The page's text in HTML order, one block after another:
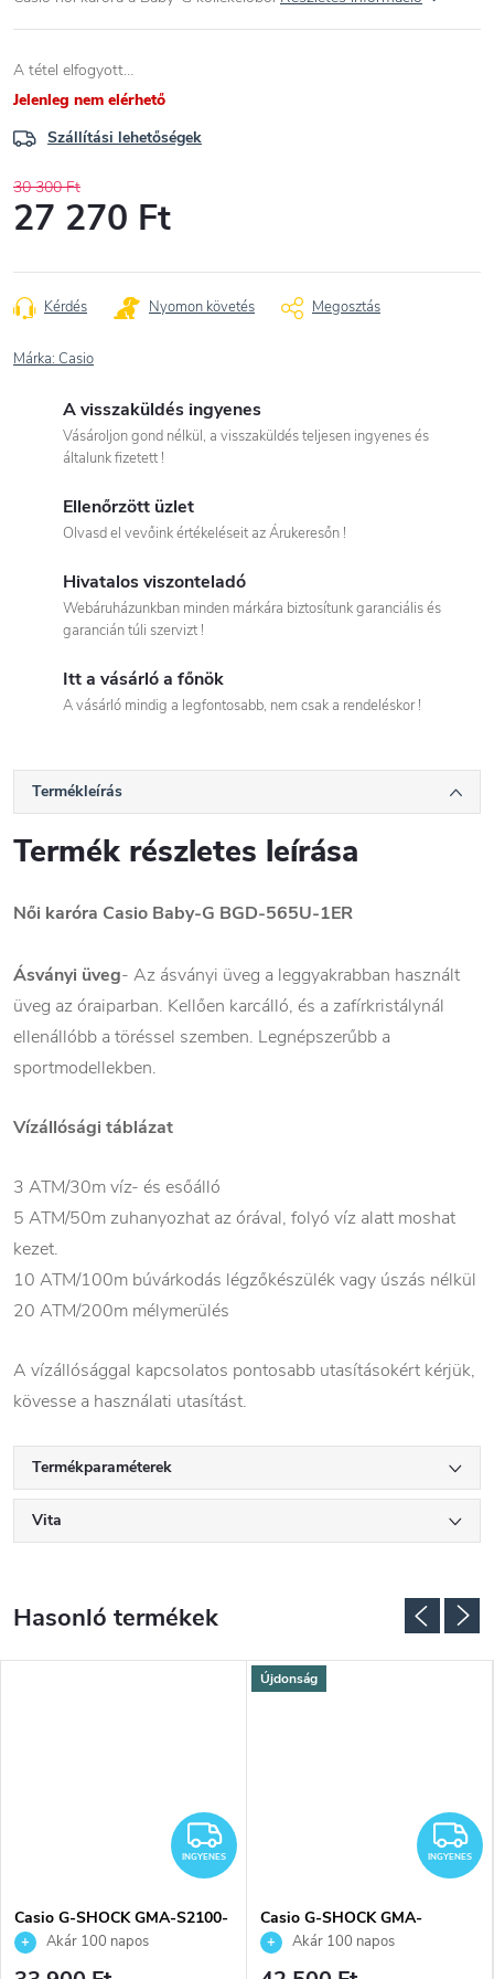
A tétel elfogyott…
Jelenleg nem elérhető
Szállítási lehetőségek
30 300 Ft
27 270 Ft
Kérdés Nyomon követés Megosztás
Márka: Casio
A visszaküldés ingyenes
Vásároljon gond nélkül, a visszaküldés teljesen ingyenes és
általunk fizetett !
Ellenőrzött üzlet
Olvasd el vevőink értékeléseit az Árukeresőn !
Hivatalos viszonteladó
Webáruházunkban minden márkára biztosítunk garanciális és
garancián túli szervizt !
Itt a vásárló a főnök
A vásárló mindig a legfontosabb, nem csak a rendeléskor !
Termékleírás
Termék részletes leírása
Női karóra Casio Baby-G BGD-565U-1ER
Ásványi üveg- Az ásványi üveg a leggyakrabban használt
üveg az óraiparban. Kellően karcálló, és a zafírkristálynál
ellenállóbb a töréssel szemben. Legnépszerűbb a
sportmodellekben.
Vízállósági táblázat
3 ATM/30m víz- és esőálló
5 ATM/50m zuhanyozhat az órával, folyó víz alatt moshat
kezet.
10 ATM/100m búvárkodás légzőkészülék vagy úszás nélkül
20 ATM/200m mélymerülés
A vízállósággal kapcsolatos pontosabb utasításokért kérjük,
kövesse a használati utasítást.
Termékparaméterek
Vita
INGYENES
INGYENES
Casio G-SHOCK GMA-S2100-
4AER karóra
Akár 100 napos
visszaküldési lehetőség. Hivatalos
Újdonság
INGYENES
Casio G-SHOCK GMA-
P2100SR-1AER karóra
Akár 100 napos
visszaküldési lehetőség. Hivatalos